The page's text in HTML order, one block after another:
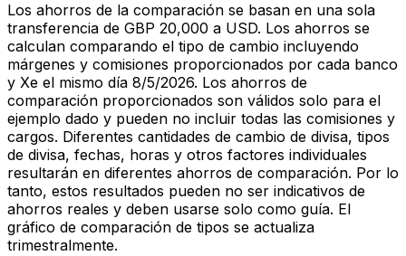
Los ahorros de la comparación se basan en una sola
transferencia de GBP 20,000 a USD. Los ahorros se
calculan comparando el tipo de cambio incluyendo
márgenes y comisiones proporcionados por cada banco
y Xe el mismo día 8/5/2026. Los ahorros de
comparación proporcionados son válidos solo para el
ejemplo dado y pueden no incluir todas las comisiones y
cargos. Diferentes cantidades de cambio de divisa, tipos
de divisa, fechas, horas y otros factores individuales
resultarán en diferentes ahorros de comparación. Por lo
tanto, estos resultados pueden no ser indicativos de
ahorros reales y deben usarse solo como guía. El
gráfico de comparación de tipos se actualiza
trimestralmente.